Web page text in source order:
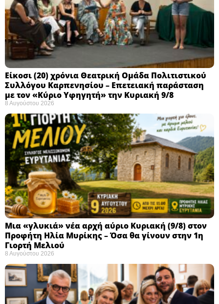
Eίκοσι (20) χρόνια Θεατρική Ομάδα Πολιτιστικού
Συλλόγου Καρπενησίου – Επετειακή παράσταση
με τον «Κύριο Υφηγητή» την Κυριακή 9/8
8 Αυγούστου 2026
Μια «γλυκιά» νέα αρχή αύριο Κυριακή (9/8) στον
Προφήτη Ηλία Μυρίκης – Όσα θα γίνουν στην 1η
Γιορτή Μελιού
8 Αυγούστου 2026